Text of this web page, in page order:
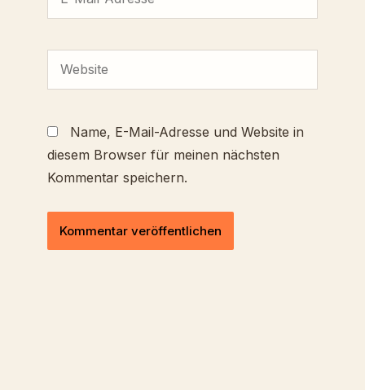
Name, E-Mail-Adresse und Website in
diesem Browser für meinen nächsten
Kommentar speichern.